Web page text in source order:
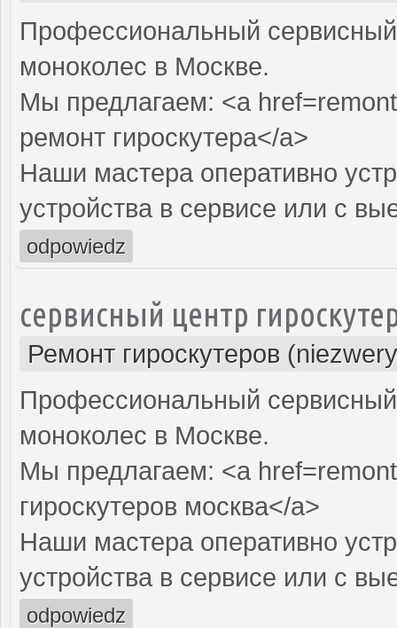
Профессиональный сервисный
моноколес в Москве.
Мы предлагаем: <a
ремонт гироскутера</a>
Наши мастера оперативно
устройства в сервисе или с
odpowiedz
сервисный центр
Ремонт гироскутеров
Профессиональный сервисный
моноколес в Москве.
Мы предлагаем: <a
гироскутеров москва</a>
Наши мастера оперативно
устройства в сервисе или с
odpowiedz